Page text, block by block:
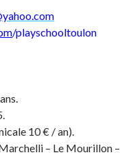
/playschooltoulon
10 € / an).
– Le Mourillon –